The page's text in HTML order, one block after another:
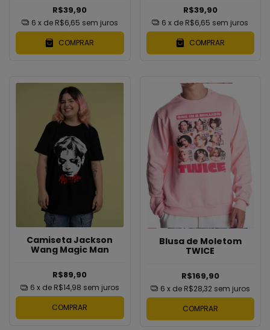
R$39,90
6 x de R$6,65 sem juros
COMPRAR
R$39,90
6 x de R$6,65 sem juros
COMPRAR
Camiseta Jackson
Wang Magic Man
R$89,90
6 x de R$14,98 sem juros
COMPRAR
Blusa de Moletom
TWICE
R$169,90
6 x de R$28,32 sem juros
COMPRAR